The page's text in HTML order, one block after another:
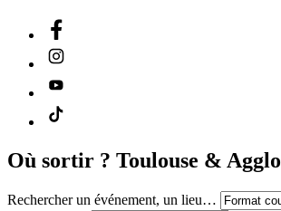
Où sortir ? Toulouse & Agglo
Rechercher un événement, un lieu…